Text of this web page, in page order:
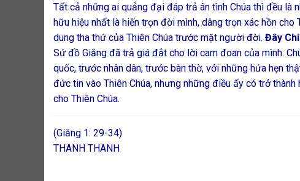
Tất cả những ai quảng đại đáp trả ân tình Chúa thì đều
hữu hiệu nhất là hiến trọn đời mình, dâng trọn xác hồn
dung tha thứ của Thiên Chúa trước mặt người đời. Đây
Sứ đồ Giăng đã trả giá đắt cho lời cam đoan của mình.
quốc, trước nhân dân, trước bàn thờ, với những hứa hẹn
đức tin vào Thiên Chúa, nhưng những điều ấy có trở
cho Thiên Chúa.
(Giăng 1: 29-34)
THANH THANH